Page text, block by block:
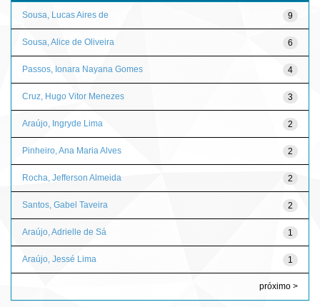
9
Sousa, Lucas Aires de
6
Sousa, Alice de Oliveira
4
Passos, Ionara Nayana Gomes
3
Cruz, Hugo Vitor Menezes
2
Araújo, Ingryde Lima
2
Pinheiro, Ana Maria Alves
2
Rocha, Jefferson Almeida
2
Santos, Gabel Taveira
1
Araújo, Adrielle de Sá
1
Araújo, Jessé Lima
próximo >